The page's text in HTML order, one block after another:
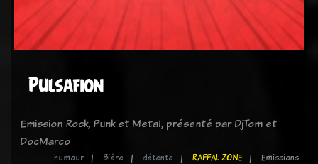
Pulsafion
Emission Rock, Punk et Metal, présenté par DjTom et
DocMarco
humour Bière détente RAFFAL ZONE Emissions